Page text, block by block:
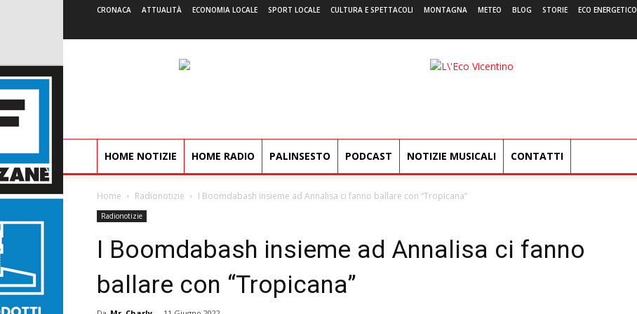
CRONACA ATTUALITÀ ECONOMIA LOCALE SPORT LOCALE CULTURA E SPETTACOLI MONTAGNA METEO BLOG STORIE ECO ENERGETICO
L'Eco
HOME NOTIZIE HOME RADIO PALINSESTO PODCAST NOTIZIE MUSICALI CONTATTI
Home Radionotizie I Boomdabash insieme ad Annalisa ci fanno ballare con “Tropicana”
Radionotizie
I Boomdabash insieme ad Annalisa ci fanno
ballare con “Tropicana”